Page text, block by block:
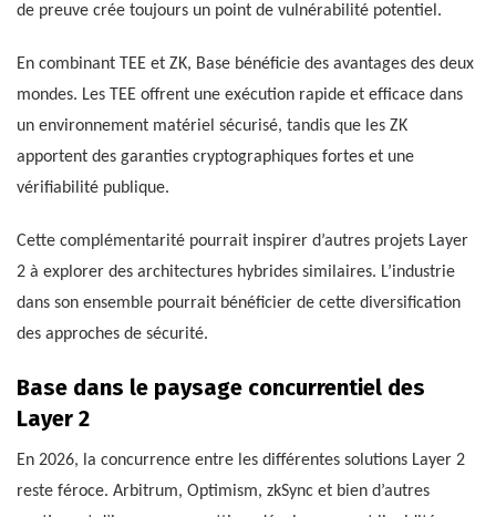
de preuve crée toujours un point de vulnérabilité potentiel.
En combinant TEE et ZK, Base bénéficie des avantages des deux
mondes. Les TEE offrent une exécution rapide et efficace dans
un environnement matériel sécurisé, tandis que les ZK
apportent des garanties cryptographiques fortes et une
vérifiabilité publique.
Cette complémentarité pourrait inspirer d’autres projets Layer
2 à explorer des architectures hybrides similaires. L’industrie
dans son ensemble pourrait bénéficier de cette diversification
des approches de sécurité.
Base dans le paysage concurrentiel des
Layer 2
En 2026, la concurrence entre les différentes solutions Layer 2
reste féroce. Arbitrum, Optimism, zkSync et bien d’autres